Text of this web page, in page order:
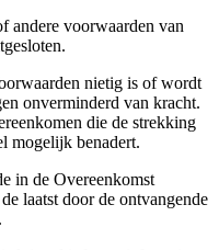
andere voorwaarden van
nietig is of wordt
onverminderd van kracht.
die de strekking
mogelijk benadert.
in de Overeenkomst
laatst door de ontvangende